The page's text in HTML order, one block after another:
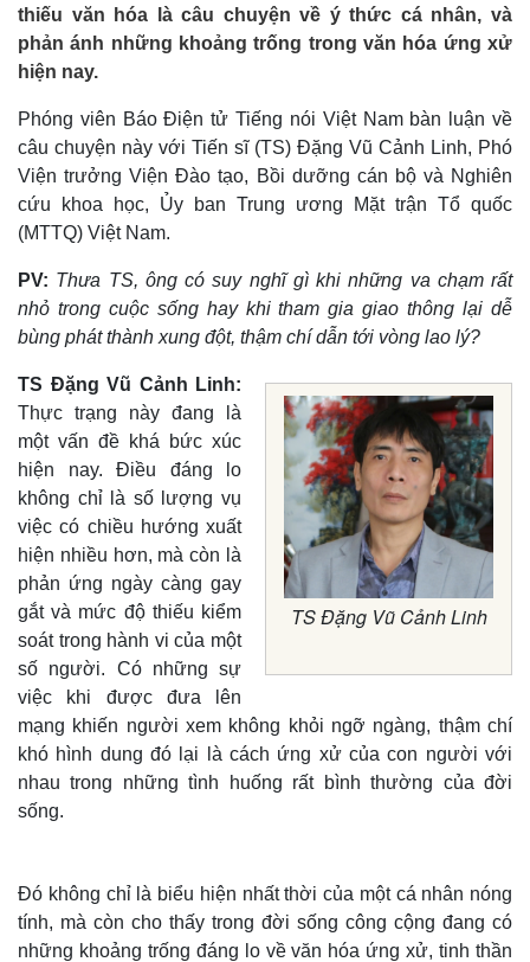
thiếu văn hóa là câu chuyện về ý thức cá nhân, và
phản ánh những khoảng trống trong văn hóa ứng xử
hiện nay.
Phóng viên Báo Điện tử Tiếng nói Việt Nam bàn luận về
câu chuyện này với Tiến sĩ (TS) Đặng Vũ Cảnh Linh, Phó
Viện trưởng Viện Đào tạo, Bồi dưỡng cán bộ và Nghiên
cứu khoa học, Ủy ban Trung ương Mặt trận Tổ quốc
(MTTQ) Việt Nam.
PV: Thưa TS, ông có suy nghĩ gì khi những va chạm rất
nhỏ trong cuộc sống hay khi tham gia giao thông lại dễ
bùng phát thành xung đột, thậm chí dẫn tới vòng lao lý?
TS Đặng Vũ Cảnh Linh
TS Đặng Vũ Cảnh Linh:
Thực trạng này đang là
một vấn đề khá bức xúc
hiện nay. Điều đáng lo
không chỉ là số lượng vụ
việc có chiều hướng xuất
hiện nhiều hơn, mà còn là
phản ứng ngày càng gay
gắt và mức độ thiếu kiểm
soát trong hành vi của một
số người. Có những sự
việc khi được đưa lên
mạng khiến người xem không khỏi ngỡ ngàng, thậm chí
khó hình dung đó lại là cách ứng xử của con người với
nhau trong những tình huống rất bình thường của đời
sống.
Đó không chỉ là biểu hiện nhất thời của một cá nhân nóng
tính, mà còn cho thấy trong đời sống công cộng đang có
những khoảng trống đáng lo về văn hóa ứng xử, tinh thần